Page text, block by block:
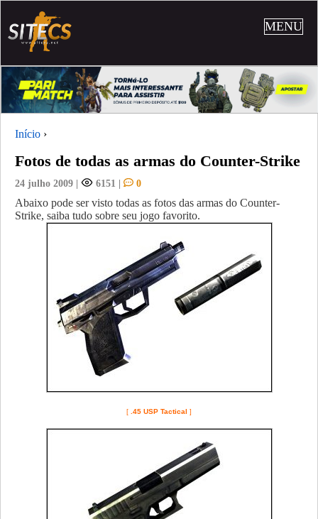
MENU
Início ›
Fotos de todas as armas do Counter-Strike
24 julho 2009 | 6151 | 0
Abaixo pode ser visto todas as fotos das armas do Counter-
Strike, saiba tudo sobre seu jogo favorito.
[ .45 USP Tactical ]